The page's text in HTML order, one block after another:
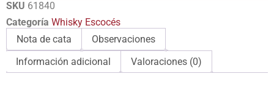
SKU 61840
Categoría Whisky Escocés
Nota de cata
Observaciones
Información adicional
Valoraciones (0)